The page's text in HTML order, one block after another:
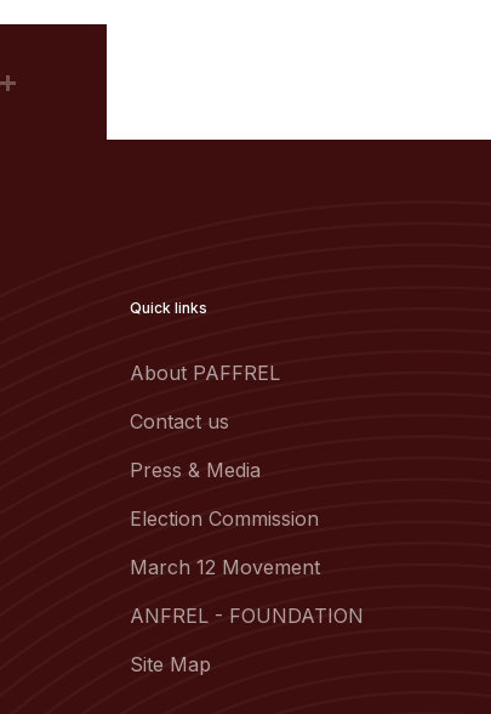
Quick links
About PAFFREL
Contact us
Press & Media
Election Commission
March 12 Movement
ANFREL - FOUNDATION
Site Map